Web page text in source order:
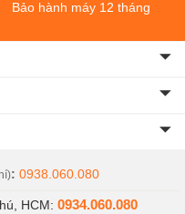
Bảo hành máy 12 tháng
: 0938.060.080
HCM: 0934.060.080